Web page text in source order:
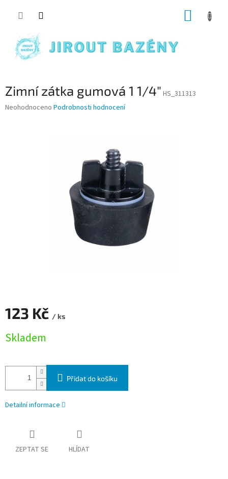
Zimní zátka gumová 1 1/4" HS_311313
Průměrné hodnocení produktu je 0,0 z 5 hvězdiček.
Neohodnoceno Podrobnosti hodnocení
123 Kč / ks
Skladem
Přidat do košíku
Detailní informace
ZEPTAT SE HLÍDAT